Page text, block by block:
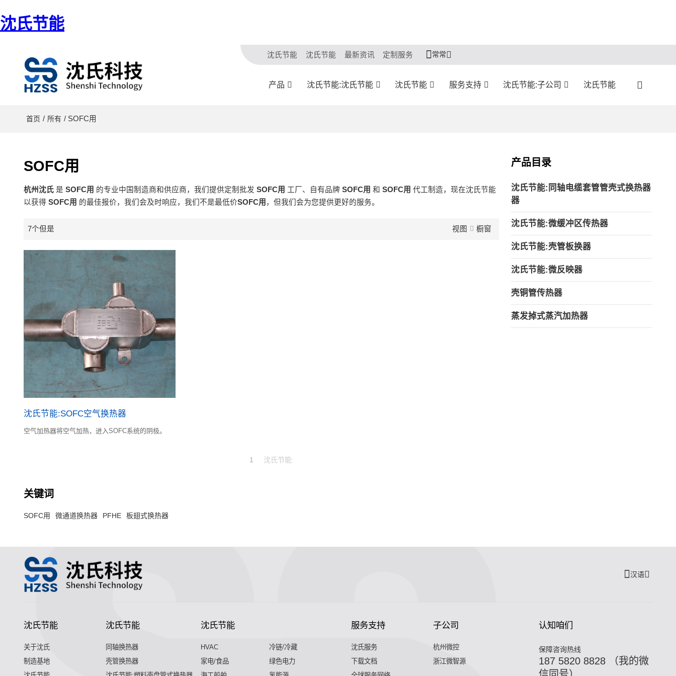
沈氏节能
沈氏节能 沈氏节能 最新资讯 定制服务 常常
产品 沈氏节能:沈氏节能 沈氏节能 服务支持 沈氏节能:子公司 沈氏节能
首页 / 所有 / SOFC用
SOFC用
杭州沈氏是 SOFC用 的专业中国制造商和供应商，我们提供定制批发 SOFC用 工厂、自有品牌 SOFC用 和 SOFC用 代工制造，现在沈氏节能
以获得 SOFC用 的最佳报价，我们会及时响应，我们不是最低价SOFC用 ，但我们会为您提供更好的服务。
7个但是 视图 橱窗
沈氏节能:SOFC空气换热器
空气加热器将空气加热，进入SOFC系统的阴极。
1 沈氏节能:
关键词
SOFC用 微通道换热器 PFHE 板翅式换热器
产品目录
沈氏节能:同轴电缆套管管壳式换热器
器
沈氏节能:微缓冲区传热器
沈氏节能:壳管板换器
沈氏节能:微反映器
壳铜管传热器
蒸发掉式蒸汽加热器
汉语
沈氏节能
关于沈氏
制造基地
沈氏节能
同轴换热器
壳管换热器
沈氏节能
HVAC
冷链/冷藏
家电/食品
绿色电力
服务支持
沈氏服务
下载文档
子公司
杭州微控
浙江微智源
认知咱们
保障咨询热线
187 5820 8828 （我的微